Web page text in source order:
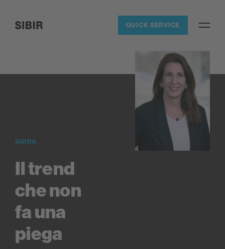
QUICK SERVICE Open /
GUIDA
Il trend
che non
fa una
piega